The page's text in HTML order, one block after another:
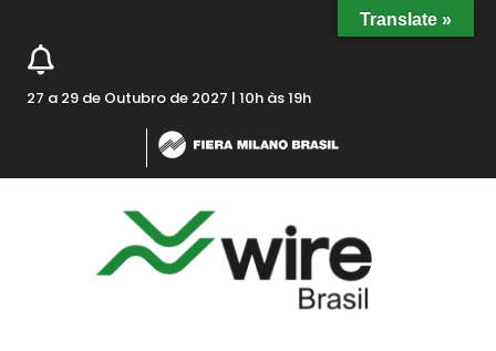
27 a 29 de Outubro de 2027 | 10h às 19h
Translate »